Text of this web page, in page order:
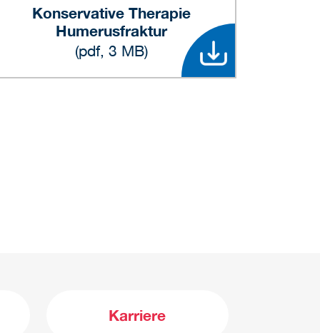
Konservative Therapie
Humerusfraktur
(pdf, 3 MB)
Karriere